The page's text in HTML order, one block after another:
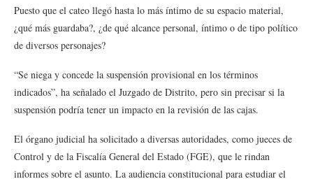
Puesto que el cateo llegó hasta lo más íntimo de su espacio material,
¿qué más guardaba?, ¿de qué alcance personal, íntimo o de tipo político
de diversos personajes?
“Se niega y concede la suspensión provisional en los términos
indicados”, ha señalado el Juzgado de Distrito, pero sin precisar si la
suspensión podría tener un impacto en la revisión de las cajas.
El órgano judicial ha solicitado a diversas autoridades, como jueces de
Control y de la Fiscalía General del Estado (FGE), que le rindan
informes sobre el asunto. La audiencia constitucional para estudiar el